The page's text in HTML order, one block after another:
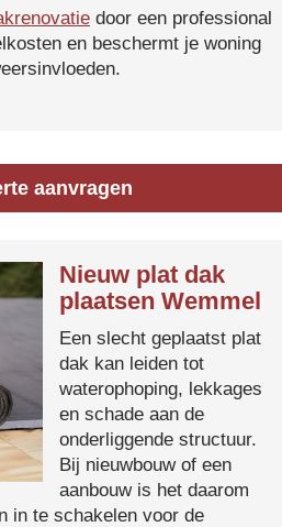
door een professional
en beschermt je woning
aanvragen
Nieuw plat dak
plaatsen Wemmel
Een slecht geplaatst plat
dak kan leiden tot
waterophoping, lekkages
en schade aan de
onderliggende structuur.
Bij nieuwbouw of een
aanbouw is het daarom
in te schakelen voor de